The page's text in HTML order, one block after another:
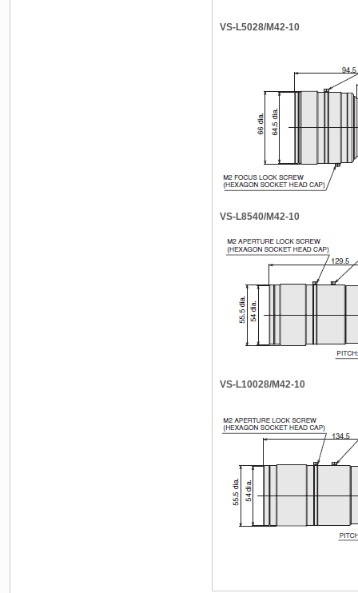
VS-L5028/M42-10
VS-L8540/M42-10
VS-L10028/M42-10